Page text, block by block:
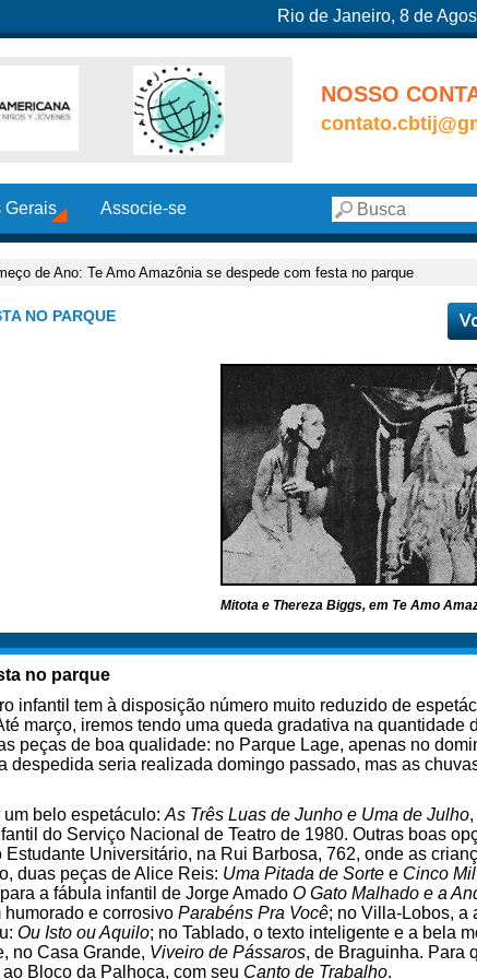
Rio de Janeiro, 8 de
NOSSO
Gerais Associe-se
de Ano: Te Amo Amazônia se despede com festa no parque
NO PARQUE
Mitota e Thereza Biggs, em Te Amo
no parque
infantil tem à disposição número muito reduzido de
março, iremos tendo uma queda gradativa na quantidade
peças de boa qualidade: no Parque Lage, apenas no
despedida seria realizada domingo passado, mas as
belo espetáculo: As Três Luas de Junho e Uma de Julho
do Serviço Nacional de Teatro de 1980. Outras boas
Estudante Universitário, na Rui Barbosa, 762, onde as
duas peças de Alice Reis: Uma Pitada de Sorte e Cinco
a fábula infantil de Jorge Amado O Gato Malhado e a
e corrosivo Parabéns Pra Você; no Villa-Lobos, a
Ou Isto ou Aquilo; no Tablado, o texto inteligente e a bela
no Casa Grande, Viveiro de Pássaros, de Braguinha. Para
Bloco da Palhoça, com seu Canto de Trabalho.